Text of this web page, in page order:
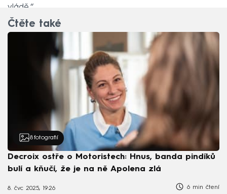
vládě.“
Čtěte také
8 fotografií
Decroix ostře o Motoristech: Hnus, banda pindíků
bulí a kňučí, že je na ně Apolena zlá
8. čvc 2025, 19:26 6 min čtení